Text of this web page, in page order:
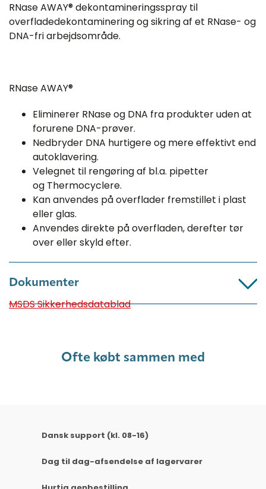
RNase AWAY® dekontamineringsspray til
overfladedekontaminering og sikring af et RNase- og
DNA-fri arbejdsområde.
RNase AWAY®
Eliminerer RNase og DNA fra produkter uden at
forurene DNA-prøver.
Nedbryder DNA hurtigere og mere effektivt end
autoklavering.
Velegnet til rengøring af bl.a. pipetter
og Thermocyclere.
Kan anvendes på overflader fremstillet i plast
eller glas.
Anvendes direkte på overfladen, derefter tør
over eller skyld efter.
Dokumenter
MSDS Sikkerhedsdatablad
Ofte købt sammen med
Dansk support (kl. 08-16)
Dag til dag-afsendelse af lagervarer